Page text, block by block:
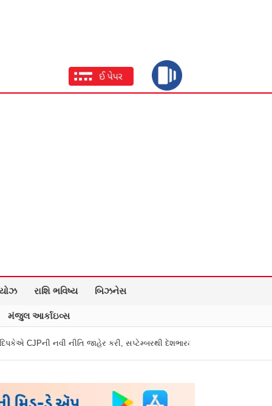
રાશિ ભવિષ્ય બિઝનેસ
મંજુલ આર્કાઇવ્સ
જાહેર કરી, સપ્ટેમ્બરથી દેશભારમાં થશે શરૂ તુકારામ મુંઢે On Fire: